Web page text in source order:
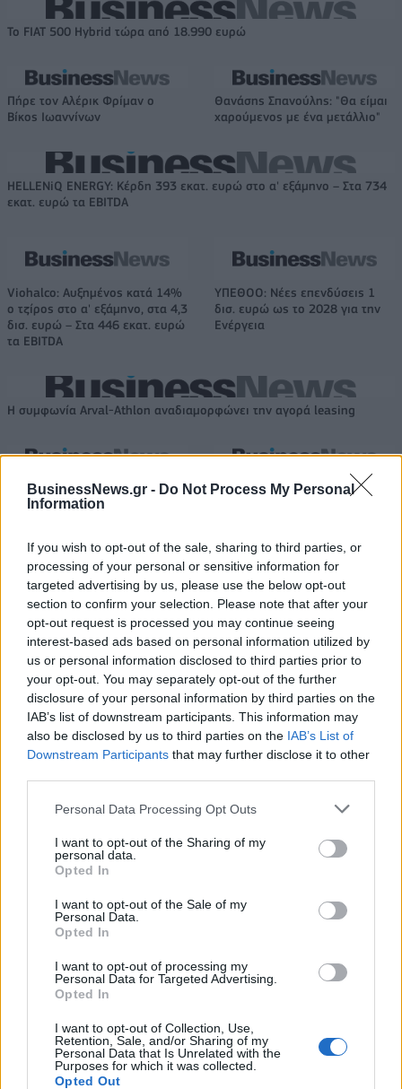
BusinessNews.gr - Do Not Process My Personal
Information
If you wish to opt-out of the sale, sharing to third parties, or
processing of your personal or sensitive information for
targeted advertising by us, please use the below opt-out
section to confirm your selection. Please note that after your
opt-out request is processed you may continue seeing
interest-based ads based on personal information utilized by
us or personal information disclosed to third parties prior to
your opt-out. You may separately opt-out of the further
disclosure of your personal information by third parties on the
IAB’s list of downstream participants. This information may
also be disclosed by us to third parties on the IAB’s List of
Downstream Participants that may further disclose it to other
Personal Data Processing Opt Outs
I want to opt-out of the Sharing of my
personal data.
Opted In
I want to opt-out of the Sale of my
Personal Data.
Opted In
I want to opt-out of processing my
Personal Data for Targeted Advertising.
Opted In
I want to opt-out of Collection, Use,
Retention, Sale, and/or Sharing of my
Personal Data that Is Unrelated with the
Purposes for which it was collected.
Opted Out
Το FIAT 500 Hybrid τώρα από 18.990 ευρώ
Πήρε τον Αλέρικ Φρίμαν ο
Βίκος Ιωαννίνων
Θανάσης Σπανούλης: "Θα είμαι
χαρούμενος με ένα μετάλλιο"
HELLENiQ ENERGY: Κέρδη 393 εκατ. ευρώ στο α' εξάμηνο – Στα 734
εκατ. ευρώ τα EBITDA
Viohalco: Αυξημένος κατά 14%
ο τζίρος στο α' εξάμηνο, στα 4,3
δισ. ευρώ – Στα 446 εκατ. ευρώ
τα EBITDA
ΥΠΕΘΟΟ: Νέες επενδύσεις 1
δισ. ευρώ ως το 2028 για την
Ενέργεια
Η συμφωνία Arval-Athlon αναδιαμορφώνει την αγορά leasing
αναδιάρθρωσης
18η συνεχόμενη χρονιά για τον
ΟΤΕ στη διεθνή σειρά δεικτών
Alpha Bank: Για πρώτη φορά το Αρχαίο Θέατρο Επιδαύρου άνοιξε τις
πύλες του σε όλους
ESG Report 2025: Πώς η ΑΒ Βασιλόπουλος μετατρέπει τη
βιωσιμότητα σε καθημερινή πράξη
ΠΕΡΙΣΣΌΤΕΡΑ ΣΕ ΑΥΤΉ ΤΗΝ ΚΑΤΗΓΟΡΊΑ
Κομισιόν: Κινητοποίησε
βοήθεια για τις πυρκαγιές
στην Ελλάδα
01/10/2024 - 13:33
Δ. Σκάλκος (ΔΟΣΕ): Η
ηγετικό ρόλο της στη ΝΑ
Ευρώπη και τη Μεσόγειο
01/10/2024 - 14:22